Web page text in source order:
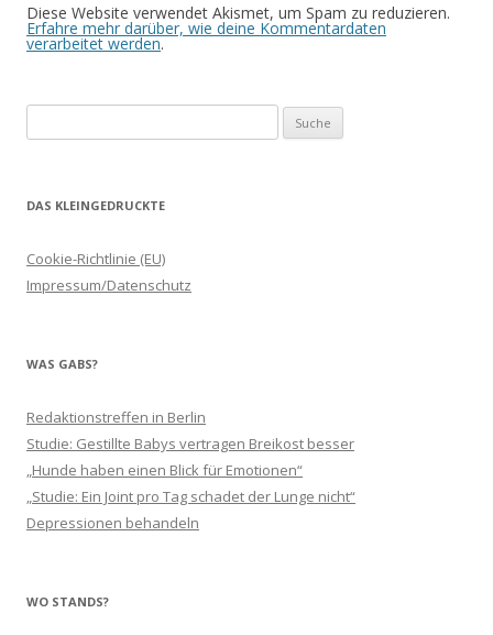
Diese Website verwendet Akismet, um Spam zu reduzieren.
Erfahre mehr darüber, wie deine Kommentardaten
verarbeitet werden.
nach:
DAS KLEINGEDRUCKTE
Cookie-Richtlinie (EU)
Impressum/Datenschutz
WAS GABS?
Redaktionstreffen in Berlin
Studie: Gestillte Babys vertragen Breikost besser
„Hunde haben einen Blick für Emotionen“
„Studie: Ein Joint pro Tag schadet der Lunge nicht“
Depressionen behandeln
WO STANDS?